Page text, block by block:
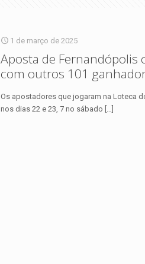
1 de março de 2025
Aposta de Fernandópolis
com outros 101
Os apostadores que jogaram na Loteca
nos dias 22 e 23, 7 no sábado […]